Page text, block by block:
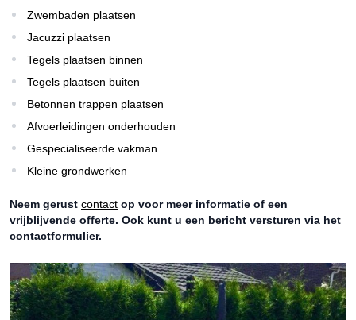
Zwembaden plaatsen
Jacuzzi plaatsen
Tegels plaatsen binnen
Tegels plaatsen buiten
Betonnen trappen plaatsen
Afvoerleidingen onderhouden
Gespecialiseerde vakman
Kleine grondwerken
Neem gerust contact op voor meer informatie of een
vrijblijvende offerte. Ook kunt u een bericht versturen via het
contactformulier.